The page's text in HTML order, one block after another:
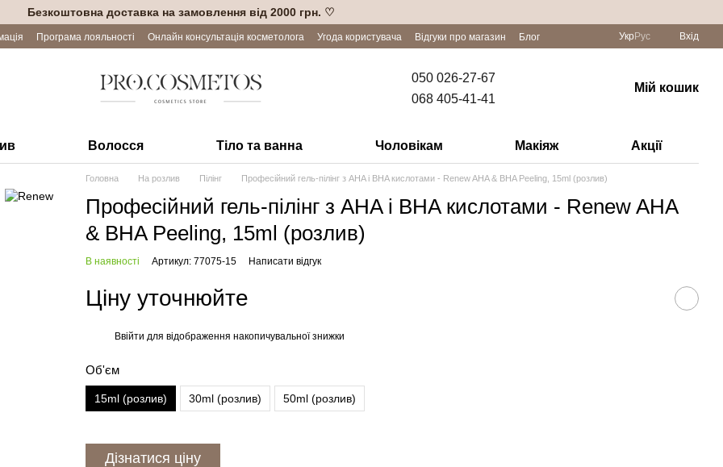
Безкоштовна доставка на замовлення від 2000 грн. ♡
Програма лояльності Онлайн консультація косметолога Угода користувача Відгуки про магазин Блог Укр Рус Вхід
050 026-27-67
068 405-41-41
Мій кошик
Волосся Тіло та ванна Чоловікам Макіяж Акції
Головна На розлив Пілінг Професійний гель-пілінг з AHA і BHA кислотами - Renew AHA & BHA Peeling, 15ml (розлив)
Професійний гель-пілінг з AHA і BHA кислотами - Renew AHA
& BHA Peeling, 15ml (розлив)
В наявності Артикул: 77075-15 Написати відгук
Ціну уточнюйте
Ввійти для відображення накопичувальної знижки
Об'єм
15ml (розлив) 30ml (розлив) 50ml (розлив)
Дізнатися ціну